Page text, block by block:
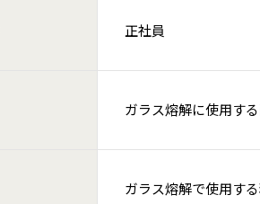
正社員
ガラス熔解に使用す
ガラス熔解で使用す